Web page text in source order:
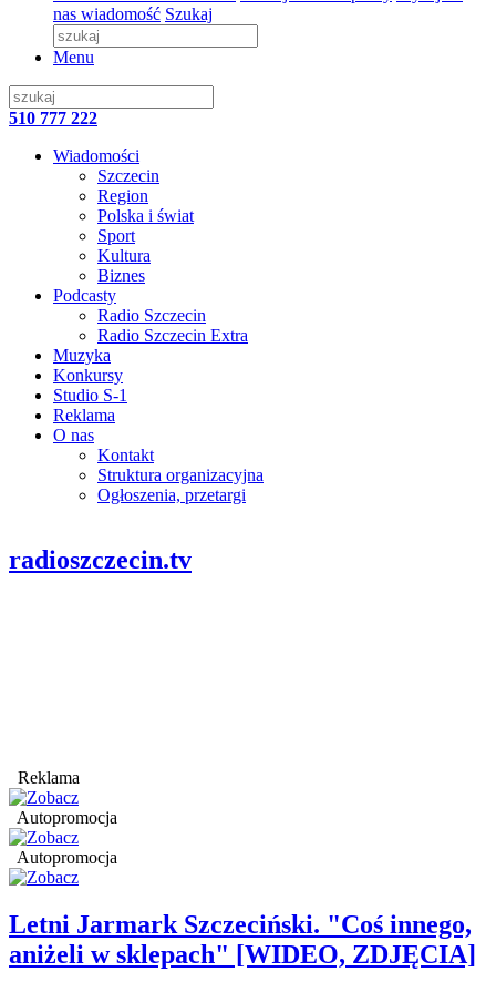
nas wiadomość Szukaj
Menu
510 777 222
Wiadomości
Szczecin
Region
Polska i świat
Sport
Kultura
Biznes
Podcasty
Radio Szczecin
Radio Szczecin Extra
Muzyka
Konkursy
Studio S-1
Reklama
O nas
Kontakt
Struktura organizacyjna
Ogłoszenia, przetargi
radioszczecin.tv
Reklama
Autopromocja
Autopromocja
Letni Jarmark Szczeciński. "Coś innego,
aniżeli w sklepach" [WIDEO, ZDJĘCIA]